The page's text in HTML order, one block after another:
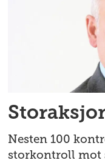
Nesten 100
storkontroll mot